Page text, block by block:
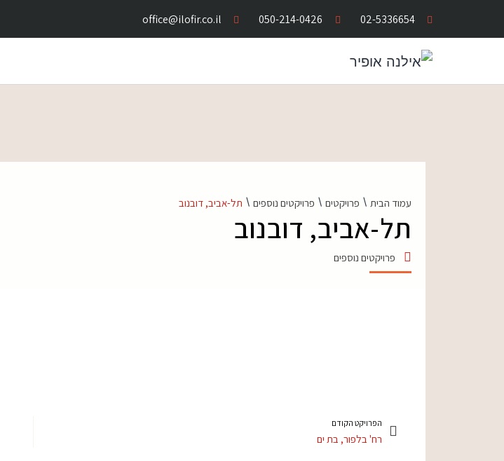
02-5336654
050-214-0426
office@ilofir.co.il
עמוד הבית \ פרויקטים \ פרויקטים נוספים \ תל-אביב, דובנוב
תל-אביב, דובנוב
פרויקטים נוספים
הפרויקט הקודם
רח' בלפור, בת ים